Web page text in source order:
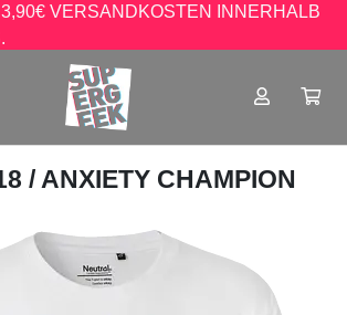
VERSANDKOSTEN INNERHALB
/ ANXIETY CHAMPION